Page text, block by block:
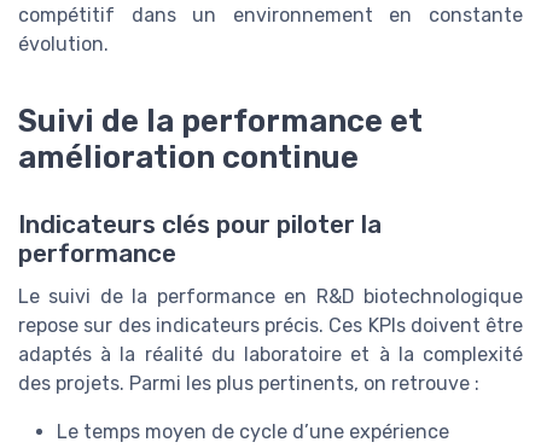
compétitif dans un environnement en constante
évolution.
Suivi de la performance et
amélioration continue
Indicateurs clés pour piloter la
performance
Le suivi de la performance en R&D biotechnologique
repose sur des indicateurs précis. Ces KPIs doivent être
adaptés à la réalité du laboratoire et à la complexité
des projets. Parmi les plus pertinents, on retrouve :
Le temps moyen de cycle d’une expérience